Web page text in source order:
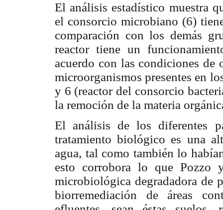
El análisis estadístico muestra
el consorcio microbiano (6)
comparación con los demás
reactor tiene un
acuerdo con las condiciones de
microorganismos presentes en
y 6 (reactor del consorcio
la remoción de la materia
El análisis de los diferentes
tratamiento biológico es una
agua, tal como también lo
esto corrobora lo que Pozzo
microbiológica degradadora de
biorremediación de áreas